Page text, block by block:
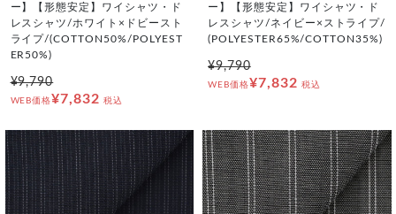
ー】【形態安定】ワイシャツ・ド
レスシャツ/ホワイト×ドビースト
ライプ/(COTTON50%/POLYEST
ER50%)
¥9,790
WEB価格¥7,832 税込
ー】【形態安定】ワイシャツ・ド
レスシャツ/ネイビー×ストライプ/
(POLYESTER65%/COTTON35%)
¥9,790
WEB価格¥7,832 税込